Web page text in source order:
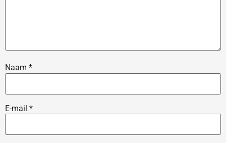
Naam *
E-mail *